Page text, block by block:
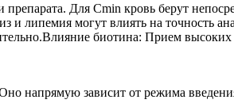
Для Cmin кровь берут
и липемия могут влиять на точность
биотина: Прием высоких
напрямую зависит от режима